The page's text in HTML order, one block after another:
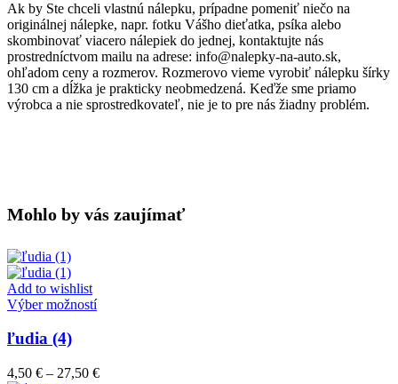
Ak by Ste chceli vlastnú nálepku, prípadne pomeniť niečo na
originálnej nálepke, napr. fotku Vášho dieťatka, psíka alebo
skombinovať viacero nálepiek do jednej, kontaktujte nás
prostredníctvom mailu na adrese: info@nalepky-na-auto.sk,
ohľadom ceny a rozmerov. Rozmerovo vieme vyrobiť nálepku šírky
130 cm a dĺžka je prakticky neobmedzená. Keďže sme priamo
výrobca a nie sprostredkovateľ, nie je to pre nás žiadny problém.
Mohlo by vás zaujímať
Add to wishlist
Výber možnostíTento
variantov.
ľudia (4)
4,50 € – 27,50 €Price